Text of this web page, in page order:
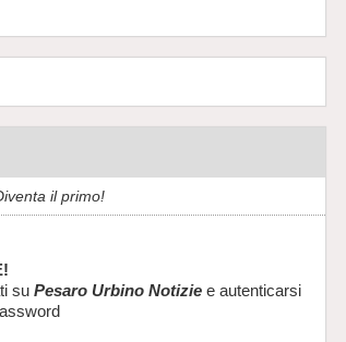
il primo!
su Pesaro Urbino Notizie e autenticarsi